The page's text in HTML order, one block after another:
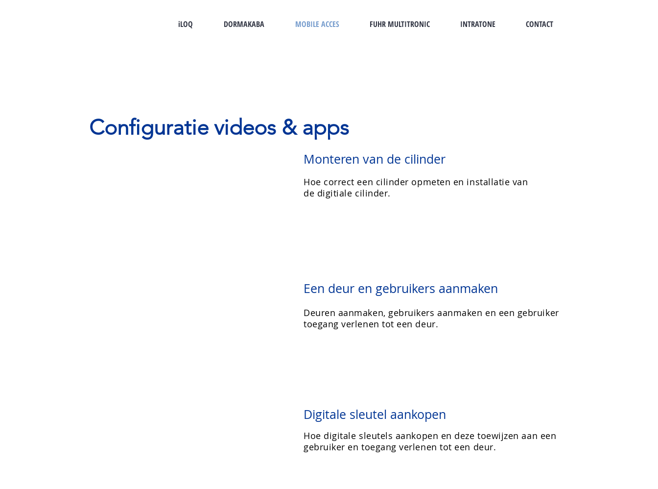
iLOQ DORMAKABA MOBILE ACCES FUHR MULTITRONIC INTRATONE CONTACT
Configuratie videos & apps
Monteren van de cilinder
Hoe correct een cilinder opmeten en installatie van
de digitiale cilinder.
Een deur en gebruikers aanmaken
Deuren aanmaken, gebruikers aanmaken en een gebruiker
toegang verlenen tot een deur.
Digitale sleutel aankopen
Hoe digitale sleutels aankopen en deze toewijzen aan een
gebruiker en toegang verlenen tot een deur.